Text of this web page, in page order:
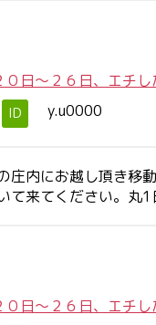
０日～２６日、エチ
ID y.u0000
庄内にお越し頂き移
て来てください。丸
０日～２６日、エチ